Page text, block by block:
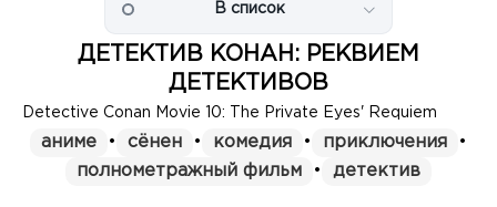
В список
ДЕТЕКТИВ КОНАН: РЕКВИЕМ
ДЕТЕКТИВОВ
Detective Conan Movie 10: The Private Eyes' Requiem
аниме • сёнен • комедия • приключения
•
полнометражный фильм
• детектив